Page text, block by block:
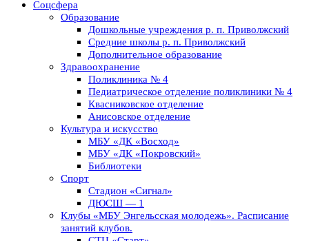
Соцсфера
Образование
Дошкольные учреждения р. п. Приволжский
Средние школы р. п. Приволжский
Дополнительное образование
Здравоохранение
Поликлиника № 4
Педиатрическое отделение поликлиники № 4
Квасниковское отделение
Анисовское отделение
Культура и искусство
МБУ «ДК «Восход»
МБУ «ДК «Покровский»
Библиотеки
Спорт
Стадион «Сигнал»
ДЮСШ — 1
Клубы «МБУ Энгельсская молодежь». Расписание
занятий клубов.